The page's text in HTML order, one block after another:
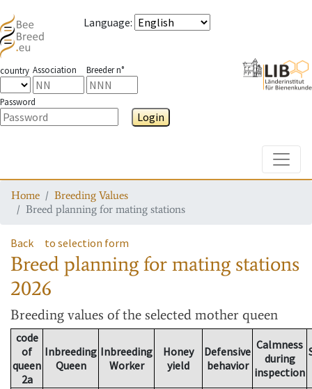
Language:
country Association Breeder n°
Password
Login
Home
Breeding Values
Breed planning for mating stations
Back to selection form
Breed planning for mating stations
2026
Breeding values of the selected mother queen
code
of
queen
2a
Inbreeding
Queen
Inbreeding
Worker
Honey
yield
Defensive
behavior
Calmness
during
inspection